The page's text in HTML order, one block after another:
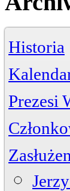
Historia
Prezesi